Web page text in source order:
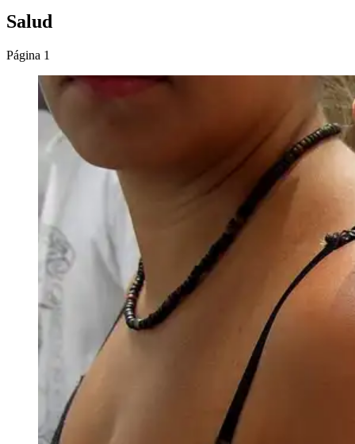
Salud
Página 1